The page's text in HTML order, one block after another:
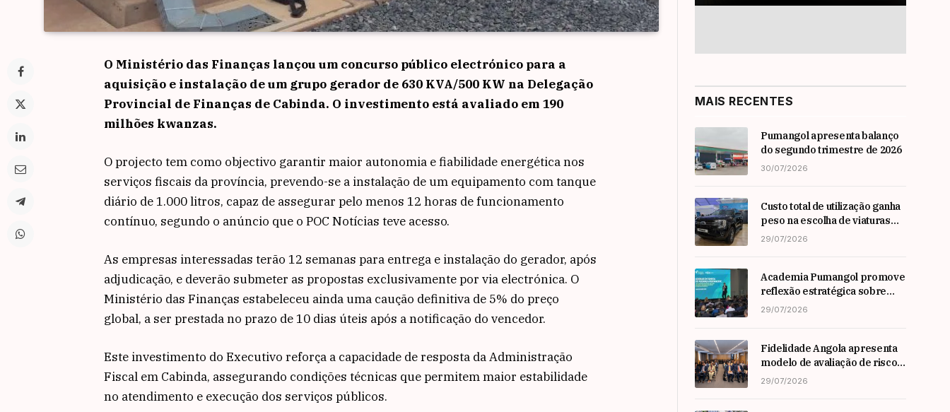
O Ministério das Finanças lançou um concurso público electrónico para a
aquisição e instalação de um grupo gerador de 630 KVA/500 KW na Delegação
Provincial de Finanças de Cabinda. O investimento está avaliado em 190
milhões kwanzas.
O projecto tem como objectivo garantir maior autonomia e fiabilidade energética nos
serviços fiscais da província, prevendo-se a instalação de um equipamento com tanque
diário de 1.000 litros, capaz de assegurar pelo menos 12 horas de funcionamento
contínuo, segundo o anúncio que o POC Notícias teve acesso.
As empresas interessadas terão 12 semanas para entrega e instalação do gerador, após
adjudicação, e deverão submeter as propostas exclusivamente por via electrónica. O
Ministério das Finanças estabeleceu ainda uma caução definitiva de 5% do preço
global, a ser prestada no prazo de 10 dias úteis após a notificação do vencedor.
Este investimento do Executivo reforça a capacidade de resposta da Administração
Fiscal em Cabinda, assegurando condições técnicas que permitem maior estabilidade
no atendimento e execução dos serviços públicos.
MAIS RECENTES
Pumangol apresenta balanço
do segundo trimestre de 2026
30/07/2026
Custo total de utilização ganha
peso na escolha de viaturas
em angola
29/07/2026
Academia Pumangol promove
reflexão estratégica sobre
liderança e inovação com
29/07/2026
Fidelidade Angola apresenta
modelo de avaliação de risco
em Workshop da ARSEG
29/07/2026